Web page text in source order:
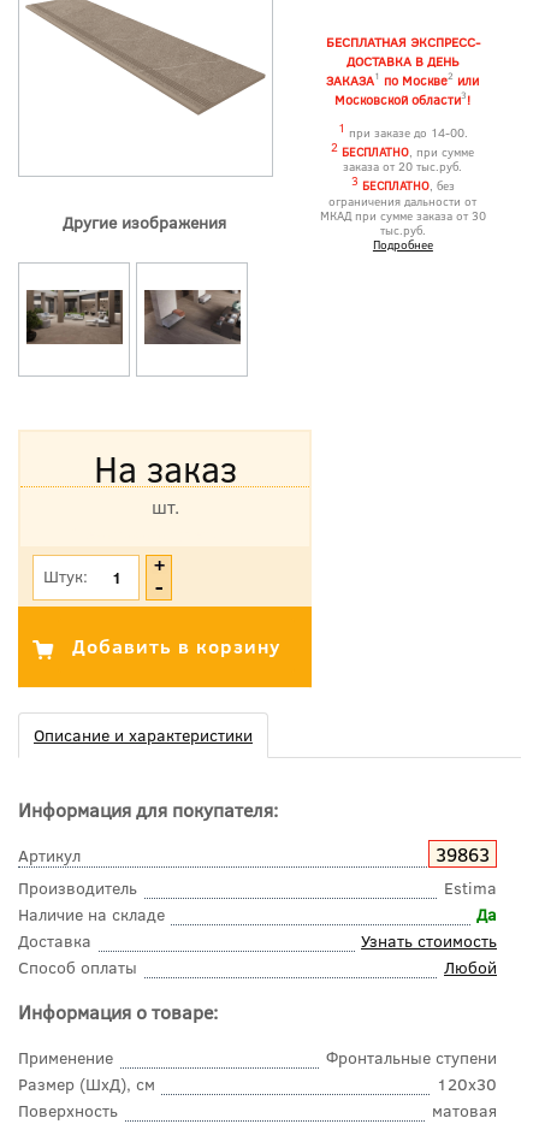
Другие изображения
БЕСПЛАТНАЯ ЭКСПРЕСС-
ДОСТАВКА В ДЕНЬ
ЗАКАЗА1 по Москве2 или
Московской области3!
1 при заказе до 14-00.
2 БЕСПЛАТНО, при сумме
заказа от 20 тыс.руб.
3 БЕСПЛАТНО, без
ограничения дальности от
МКАД при сумме заказа от 30
тыс.руб.
Подробнее
На заказ
шт.
Штук:
Описание и характеристики
Информация для покупателя:
Артикул 39863
Производитель
Estima
Наличие на складе
Да
Доставка
Узнать стоимость
Способ оплаты
Любой
Информация о товаре:
Применение
Фронтальные ступени
Размер (ШхД), см
120x30
Поверхность
матовая